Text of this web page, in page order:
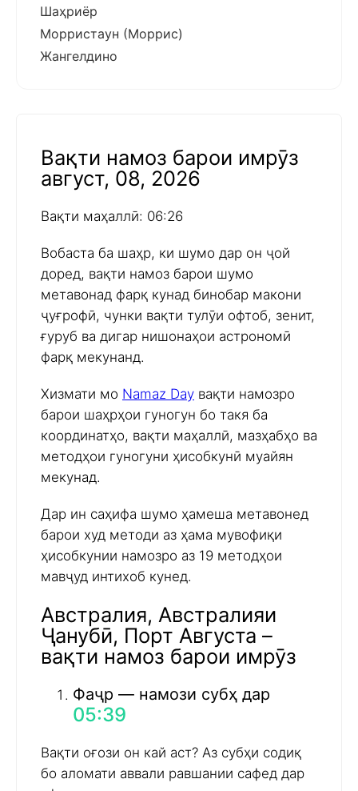
Шаҳриёр
Морристаун (Моррис)
Жангелдино
Вақти намоз барои имрӯз
август, 08, 2026
Вақти маҳаллӣ: 06:26
Вобаста ба шаҳр, ки шумо дар он ҷой
доред, вақти намоз барои шумо
метавонад фарқ кунад бинобар макони
ҷуғрофӣ, чунки вақти тулӯи офтоб, зенит,
ғуруб ва дигар нишонаҳои астрономӣ
фарқ мекунанд.
Хизмати мо Namaz Day вақти намозро
барои шаҳрҳои гуногун бо такя ба
координатҳо, вақти маҳаллӣ, мазҳабҳо ва
методҳои гуногуни ҳисобкунӣ муайян
мекунад.
Дар ин саҳифа шумо ҳамеша метавонед
барои худ методи аз ҳама мувофиқи
ҳисобкунии намозро аз 19 методҳои
мавҷуд интихоб кунед.
Австралия, Австралияи
Ҷанубӣ, Порт Августа –
вақти намоз барои имрӯз
Фаҷр — намози субҳ дар
05:39
Вақти оғози он кай аст? Аз субҳи содиқ
бо аломати аввали равшании сафед дар